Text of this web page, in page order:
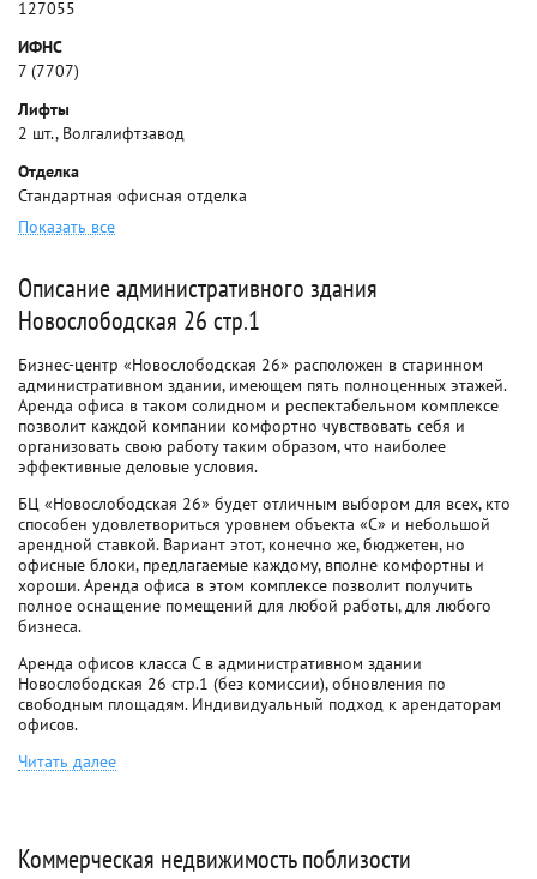
127055
ИФНС
7 (7707)
Лифты
2 шт., Волгалифтзавод
Отделка
Стандартная офисная отделка
Показать все
Описание административного здания
Новослободская 26 стр.1
Бизнес-центр «Новослободская 26» расположен в старинном
административном здании, имеющем пять полноценных этажей.
Аренда офиса в таком солидном и респектабельном комплексе
позволит каждой компании комфортно чувствовать себя и
организовать свою работу таким образом, что наиболее
эффективные деловые условия.
БЦ «Новослободская 26» будет отличным выбором для всех, кто
способен удовлетвориться уровнем объекта «С» и небольшой
арендной ставкой. Вариант этот, конечно же, бюджетен, но
офисные блоки, предлагаемые каждому, вполне комфортны и
хороши. Аренда офиса в этом комплексе позволит получить
полное оснащение помещений для любой работы, для любого
бизнеса.
Аренда офисов класса C в административном здании
Новослободская 26 стр.1 (без комиссии), обновления по
свободным площадям. Индивидуальный подход к арендаторам
офисов.
Читать далее
Коммерческая недвижимость поблизости